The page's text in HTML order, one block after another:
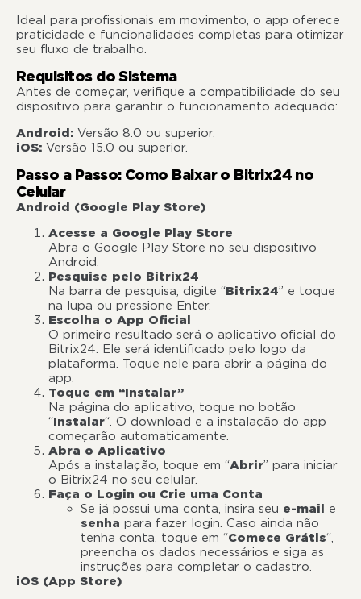
Ideal para profissionais em movimento, o app oferece
praticidade e funcionalidades completas para otimizar
seu fluxo de trabalho.
Requisitos do Sistema
Antes de começar, verifique a compatibilidade do seu
dispositivo para garantir o funcionamento adequado:
Android: Versão 8.0 ou superior.
iOS: Versão 15.0 ou superior.
Passo a Passo: Como Baixar o Bitrix24 no
Celular
Android (Google Play Store)
Acesse a Google Play Store
Abra o Google Play Store no seu dispositivo
Android.
Pesquise pelo Bitrix24
Na barra de pesquisa, digite “Bitrix24” e toque
na lupa ou pressione Enter.
Escolha o App Oficial
O primeiro resultado será o aplicativo oficial do
Bitrix24. Ele será identificado pelo logo da
plataforma. Toque nele para abrir a página do
app.
Toque em “Instalar”
Na página do aplicativo, toque no botão
“Instalar“. O download e a instalação do app
começarão automaticamente.
Abra o Aplicativo
Após a instalação, toque em “Abrir” para iniciar
o Bitrix24 no seu celular.
Faça o Login ou Crie uma Conta
Se já possui uma conta, insira seu e-mail
e
senha para fazer login. Caso ainda não
tenha conta, toque em “Comece Grátis“,
preencha os dados necessários e siga as
instruções para completar o cadastro.
iOS (App Store)